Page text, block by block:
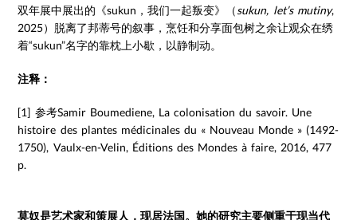
双年展中展出的《sukun，我们一起叛变》（sukun, let’s mutiny,
2025）脱离了邦蒂号的叙事，烹饪和分享面包树之余让观众在绣
着“sukun”名字的靠枕上小歇，以静制动。
注释：
[1] 参考Samir Boumediene, La colonisation du savoir. Une
histoire des plantes médicinales du « Nouveau Monde » (1492-
1750), Vaulx-en-Velin, Éditions des Mondes à faire, 2016, 477
p.
莫奴是艺术家和策展人，现居法国。她的研究主要侧重于现当代